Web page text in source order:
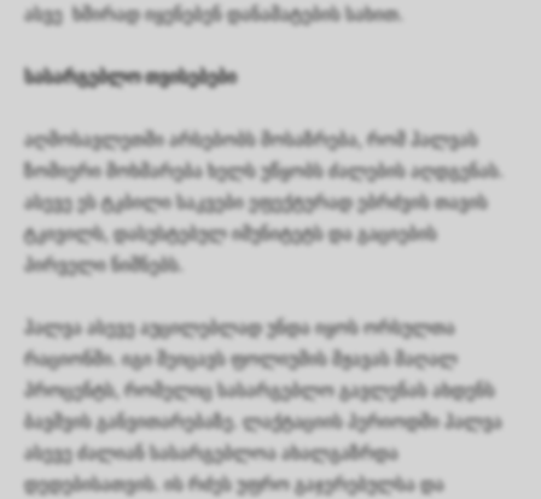
ასვე ხშირად იყენებენ დანამატების სახით.
სასარგებლო თვისებები
აღმოსავლეთში არსებობს მოსაზრება, რომ ჰალვას
ზომიერი მოხმარება ხელს უწყობს ძალების აღდგენას.
ასევე ეს ტკბილი საკვები ეფექტურად ებრძვის თავის
ტკივილს, დასუსტებულ იმუნიტეტს და გაციების
პირველი ნიშნებს.
ჰალვა ასევე აუცილებლად უნდა იყოს ორსულთა
რაციონში. იგი შეიცავს ფოლიუმის მჟავას მაღალ
პროცენტს, რომელიც სასარგებლო გავლენას ახდენს
ბავშვის განვითარებაზე. ლაქტაციის პერიოდში ჰალვა
ასევე ძალიან სასარგებლოა ახალგაზრდა
დედებისათვის. ის რძეს უფრო გაჯერებულსა და